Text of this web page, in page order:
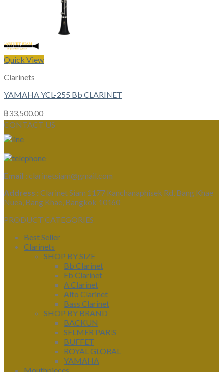
Quick View
Clarinets
YAMAHA YCL-255 Bb CLARINET
฿33,500.00
CONTACT US
Email : clarinetsiam@gmail.com
Address : Clarinet Siam 1177 Kanchanaphisek Rd, Bang Khae
Nuea, Bang Khae, Bangkok 10160
PRODUCT CATEGORIES
Best Seller
Clarinets
SHOP BY SIZE
Bb Clarinet
Eb Clarinet
A Clarinet
Alto Clarinet
Bass Clarinet
SHOP BY BRAND
BACKUN
SELMER PARIS
BUFFET
ROYAL GLOBAL
YAMAHA
Mouthpieces